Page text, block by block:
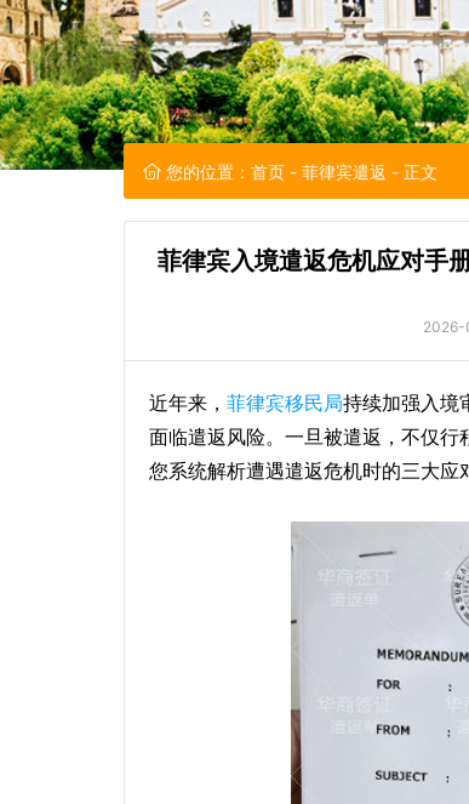
您的位置： 首页 - 菲律宾遣返 - 正文
菲律宾入境遣返危机应对手
2026-
近年来， 菲律宾移民局持续加强入境
面临遣返风险。一旦被遣返，不仅
您系统解析遭遇遣返危机时的三大